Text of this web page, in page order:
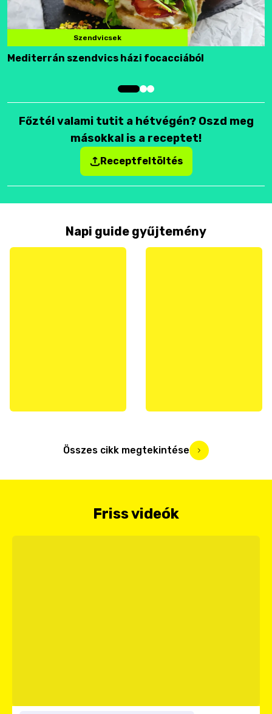
Szendvicsek
Mediterrán szendvics házi focacciából
Főztél valami tutit a hétvégén? Oszd meg
másokkal is a receptet!
Receptfeltöltés
Napi guide gyűjtemény
Összes cikk megtekintése
Friss videók